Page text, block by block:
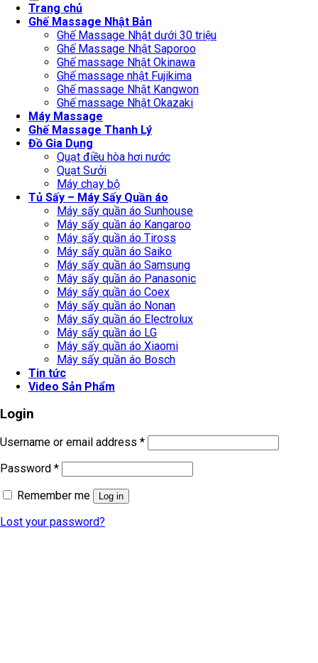
Trang chủ
Ghế Massage Nhật Bản
Ghế Massage Nhật dưới 30 triệu
Ghế Massage Nhật Saporoo
Ghế massage Nhật Okinawa
Ghế massage nhật Fujikima
Ghế massage Nhật Kangwon
Ghế massage Nhật Okazaki
Máy Massage
Ghế Massage Thanh Lý
Đồ Gia Dụng
Quạt điều hòa hơi nước
Quạt Sưởi
Máy chạy bộ
Tủ Sấy – Máy Sấy Quần áo
Máy sấy quần áo Sunhouse
Máy sấy quần áo Kangaroo
Máy sấy quần áo Tiross
Máy sấy quần áo Saiko
Máy sấy quần áo Samsung
Máy sấy quần áo Panasonic
Máy sấy quần áo Coex
Máy sấy quần áo Nonan
Máy sấy quần áo Electrolux
Máy sấy quần áo LG
Máy sấy quần áo Xiaomi
Máy sấy quần áo Bosch
Tin tức
Video Sản Phẩm
Login
Username or email address *
Password *
Remember me
Log in
Lost your password?